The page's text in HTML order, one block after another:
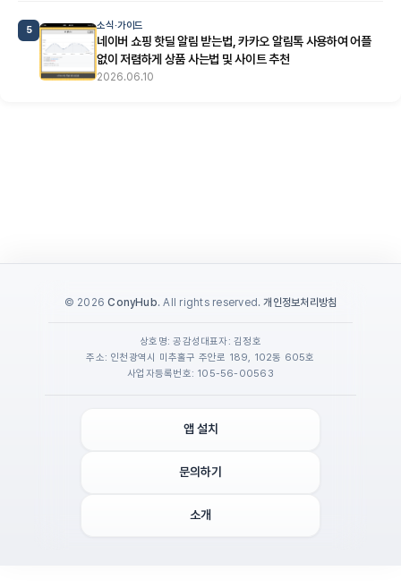
5 소식·가이드
네이버 쇼핑 핫딜 알림 받는법, 카카오 알림톡 사용하여 어플
없이 저렴하게 상품 사는법 및 사이트 추천
2026.06.10
© 2026ConyHub. All rights reserved.개인정보처리방침
상호명: 공감성 대표자: 김정호
주소: 인천광역시 미추홀구 주안로 189, 102동 605호
사업자등록번호: 105-56-00563
앱 설치
문의하기
소개